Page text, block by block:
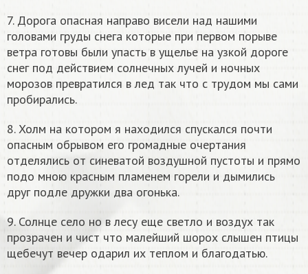
7. Дорога опасная направо висели над нашими
головами груды снега которые при первом порыве
ветра готовы были упасть в ущелье на узкой дороге
снег под действием солнечных лучей и ночных
морозов превратился в лед так что с трудом мы сами
пробирались.
8. Холм на котором я находился спускался почти
опасным обрывом его громадные очертания
отделялись от синеватой воздушной пустоты и прямо
подо мною красным пламенем горели и дымились
друг подле дружки два огонька.
9. Солнце село но в лесу еще светло и воздух так
прозрачен и чист что малейший шорох слышен птицы
щебечут вечер одарил их теплом и благодатью.